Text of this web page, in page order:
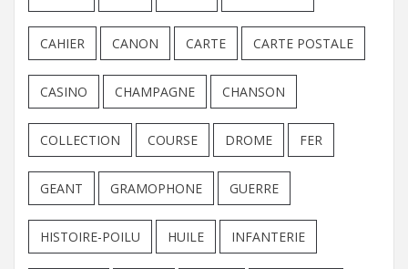
CAHIER CANON CARTE CARTE POSTALE
CASINO CHAMPAGNE CHANSON
COLLECTION COURSE DROME FER
GEANT GRAMOPHONE GUERRE
HISTOIRE-POILU HUILE INFANTERIE